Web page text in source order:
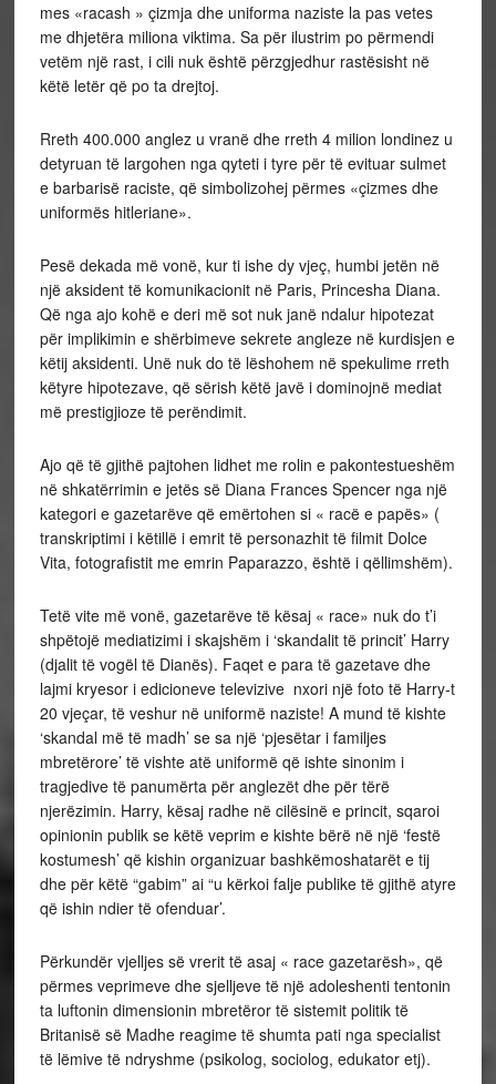
mes «racash » çizmja dhe uniforma naziste la pas vetes
me dhjetëra miliona viktima. Sa për ilustrim po përmendi
vetëm një rast, i cili nuk është përzgjedhur rastësisht në
këtë letër që po ta drejtoj.
Rreth 400.000 anglez u vranë dhe rreth 4 milion londinez u
detyruan të largohen nga qyteti i tyre për të evituar sulmet
e barbarisë raciste, që simbolizohej përmes «çizmes dhe
uniformës hitleriane».
Pesë dekada më vonë, kur ti ishe dy vjeç, humbi jetën në
një aksident të komunikacionit në Paris, Princesha Diana.
Që nga ajo kohë e deri më sot nuk janë ndalur hipotezat
për implikimin e shërbimeve sekrete angleze në kurdisjen e
këtij aksidenti. Unë nuk do të lëshohem në spekulime rreth
këtyre hipotezave, që sërish këtë javë i dominojnë mediat
më prestigjioze të perëndimit.
Ajo që të gjithë pajtohen lidhet me rolin e pakontestueshëm
në shkatërrimin e jetës së Diana Frances Spencer nga një
kategori e gazetarëve që emërtohen si « racë e papës» (
transkriptimi i këtillë i emrit të personazhit të filmit Dolce
Vita, fotografistit me emrin Paparazzo, është i qëllimshëm).
Tetë vite më vonë, gazetarëve të kësaj « race» nuk do t’i
shpëtojë mediatizimi i skajshëm i ‘skandalit të princit’ Harry
(djalit të vogël të Dianës). Faqet e para të gazetave dhe
lajmi kryesor i edicioneve televizive nxori një foto të Harry-t
20 vjeçar, të veshur në uniformë naziste! A mund të kishte
‘skandal më të madh’ se sa një ‘pjesëtar i familjes
mbretërore’ të vishte atë uniformë që ishte sinonim i
tragjedive të panumërta për anglezët dhe për tërë
njerëzimin. Harry, kësaj radhe në cilësinë e princit, sqaroi
opinionin publik se këtë veprim e kishte bërë në një ‘festë
kostumesh’ që kishin organizuar bashkëmoshatarët e tij
dhe për këtë “gabim” ai “u kërkoi falje publike të gjithë atyre
që ishin ndier të ofenduar’.
Përkundër vjelljes së vrerit të asaj « race gazetarësh», që
përmes veprimeve dhe sjelljeve të një adoleshenti tentonin
ta luftonin dimensionin mbretëror të sistemit politik të
Britanisë së Madhe reagime të shumta pati nga specialist
të lëmive të ndryshme (psikolog, sociolog, edukator etj).